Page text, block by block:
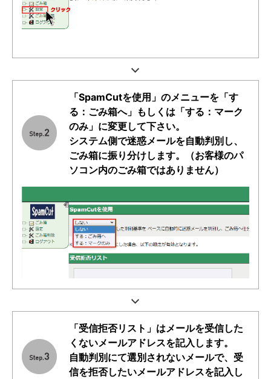
「SpamCutを使用」のメニューを「す
る：ごみ箱へ」もしくは「する：マーク
のみ」に変更して下さい。
システム側で迷惑メールを自動判別し、
ごみ箱に振り分けします。（お客様のパ
ソコン内のごみ箱ではありません）
「受信拒否リスト」はメールを受信した
くないメールアドレスを記入します。
自動判別にて選別されないメールで、受
信を拒否したいメールアドレスを記入し